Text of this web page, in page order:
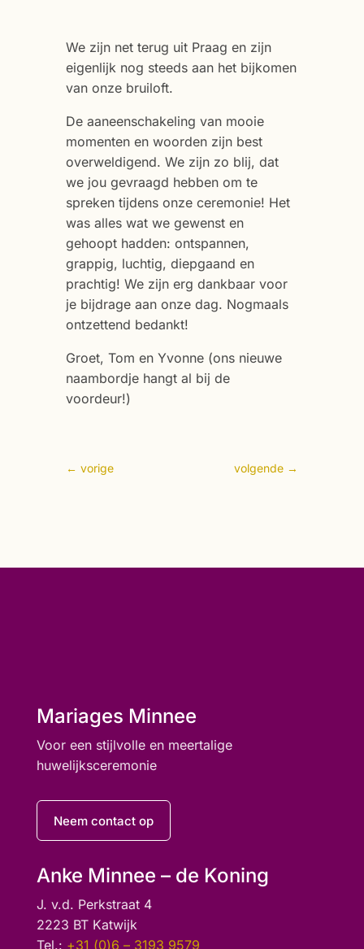
We zijn net terug uit Praag en zijn
eigenlijk nog steeds aan het bijkomen
van onze bruiloft.
De aaneenschakeling van mooie
momenten en woorden zijn best
overweldigend. We zijn zo blij, dat
we jou gevraagd hebben om te
spreken tijdens onze ceremonie! Het
was alles wat we gewenst en
gehoopt hadden: ontspannen,
grappig, luchtig, diepgaand en
prachtig! We zijn erg dankbaar voor
je bijdrage aan onze dag. Nogmaals
ontzettend bedankt!
Groet, Tom en Yvonne (ons nieuwe
naambordje hangt al bij de
voordeur!)
← vorige volgende →
Mariages Minnee
Voor een stijlvolle en meertalige
huwelijksceremonie
Neem contact op
Anke Minnee – de Koning
J. v.d. Perkstraat 4
2223 BT Katwijk
Tel.: +31 (0)6 – 3193 9579